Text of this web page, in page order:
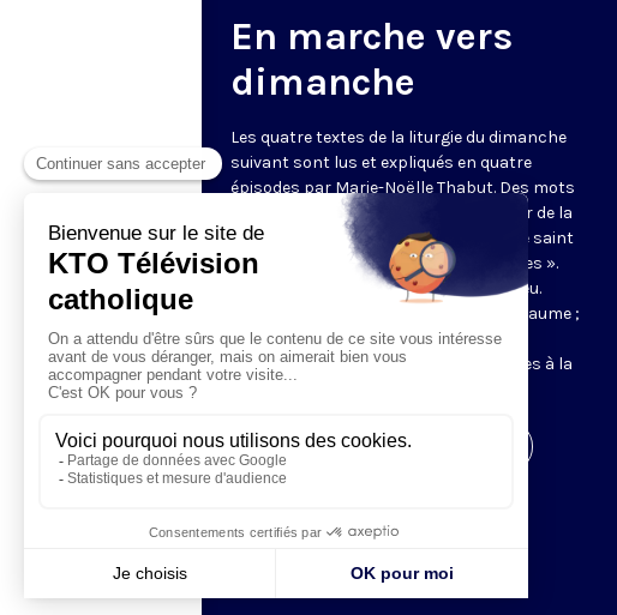
En marche vers
dimanche
Les quatre textes de la liturgie du dimanche
suivant sont lus et expliqués en quatre
épisodes par Marie-Noëlle Thabut. Des mots
simples et lumineux pour aller au cœur de la
Révélation biblique, entrer dans ce que saint
Luc appelle « l’intelligence des Écritures ».
Chaque jour, vivez avec la Parole de Dieu.
Lundi, la première lecture ; mardi, le psaume ;
mercredi, la deuxième lecture ; jeudi,
l’Évangile ; vendredi, les quatre épisodes à la
Visiter la page de l'émission